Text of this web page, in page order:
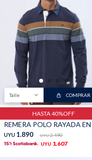
Talle COMPRAR
HASTA 40%OFF
UYU 1.890 UYU 2.490
UYU 1.607